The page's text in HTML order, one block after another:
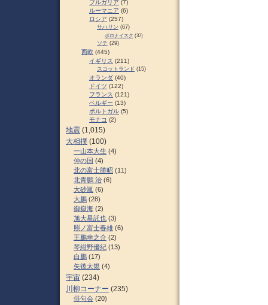
ブルガリア (7)
ルーマニア (6)
ロシア (257)
サハリン (67)
ポロナイスク (37)
ソチ (29)
西欧 (445)
イギリス (211)
スコットランド (15)
オランダ (40)
ドイツ (122)
フランス (121)
ベルギー (13)
ポルトガル (5)
モナコ (2)
地震 (1,015)
大相撲 (100)
一山本大生 (4)
仲の国 (4)
北の富士勝昭 (11)
北青鵬 治 (6)
大砂嵐 (6)
大鵬 (28)
御嶽海 (2)
旭大星託也 (3)
照ノ富士春雄 (6)
王鵬幸之介 (2)
琴紺野優紀 (13)
白鵬 (17)
矢後太規 (4)
宇宙 (234)
川柳コーナー (235)
俳句会 (20)